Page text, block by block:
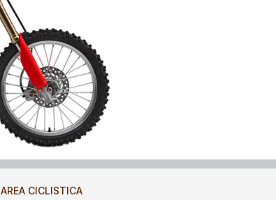
AREA CICLISTICA